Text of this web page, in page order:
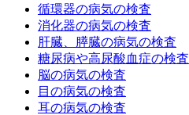
循環器の病気の検査
消化器の病気の検査
肝臓、膵臓の病気の検査
糖尿病や高尿酸血症の検査
脳の病気の検査
目の病気の検査
耳の病気の検査